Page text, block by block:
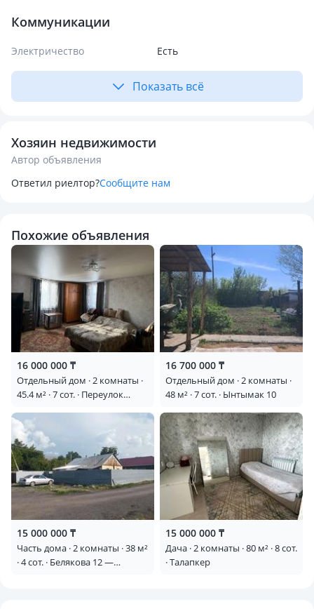
Коммуникации
Электричество Есть
Показать всё
Хозяин недвижимости
Автор объявления
Ответил риелтор?Сообщите нам
Похожие объявления
16 000 000 ₸
Отдельный дом · 2 комнаты ·
45.4 м² · 7 сот. · Переулок
далеко от магазина Юлия
16 700 000 ₸
Отдельный дом · 2 комнаты ·
48 м² · 7 сот. · Ынтымак 10
15 000 000 ₸
Часть дома · 2 комнаты · 38 м²
· 4 сот. · Белякова 12 —
15 000 000 ₸
Дача · 2 комнаты · 80 м² · 8 сот.
· Талапкер